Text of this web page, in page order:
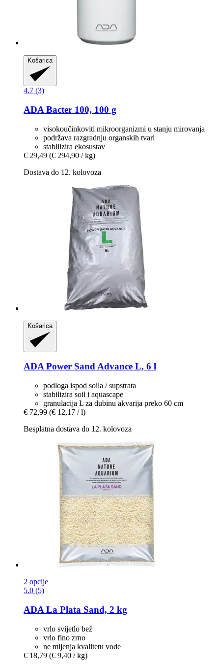
Košarica
4.7 (3)
ADA Bacter 100, 100 g
visokoučinkoviti mikroorganizmi u stanju mirovanja
podržava razgradnju organskih tvari
stabilizira ekosustav
€ 29,49 (€ 294,90 / kg)
Dostava do 12. kolovoza
Košarica
ADAPower Sand Advance L, 6 l
podloga ispod soila / supstrata
stabilizira soil i aquascape
granulacija L za dubinu akvarija preko 60 cm
€ 72,99 (€ 12,17 / l)
Besplatna dostava do 12. kolovoza
2 opcije
5.0 (5)
ADA La Plata Sand, 2 kg
vrlo svijetlo bež
vrlo fino zrno
ne mijenja kvalitetu vode
€ 18,79 (€ 9,40 / kg)